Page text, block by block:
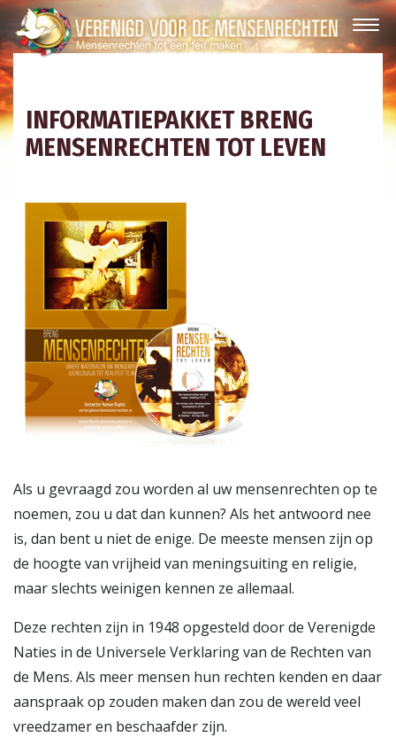
INFORMATIEPAKKET BRENG
MENSENRECHTEN TOT LEVEN
Als u gevraagd zou worden al uw mensenrechten op te
noemen, zou u dat dan kunnen? Als het antwoord nee
is, dan bent u niet de enige. De meeste mensen zijn op
de hoogte van vrijheid van meningsuiting en religie,
maar slechts weinigen kennen ze allemaal.
Deze rechten zijn in 1948 opgesteld door de Verenigde
Naties in de Universele Verklaring van de Rechten van
de Mens. Als meer mensen hun rechten kenden en daar
aanspraak op zouden maken dan zou de wereld veel
vreedzamer en beschaafder zijn.